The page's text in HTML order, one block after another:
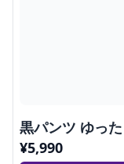
黒パンツ ゆっ
¥5,990